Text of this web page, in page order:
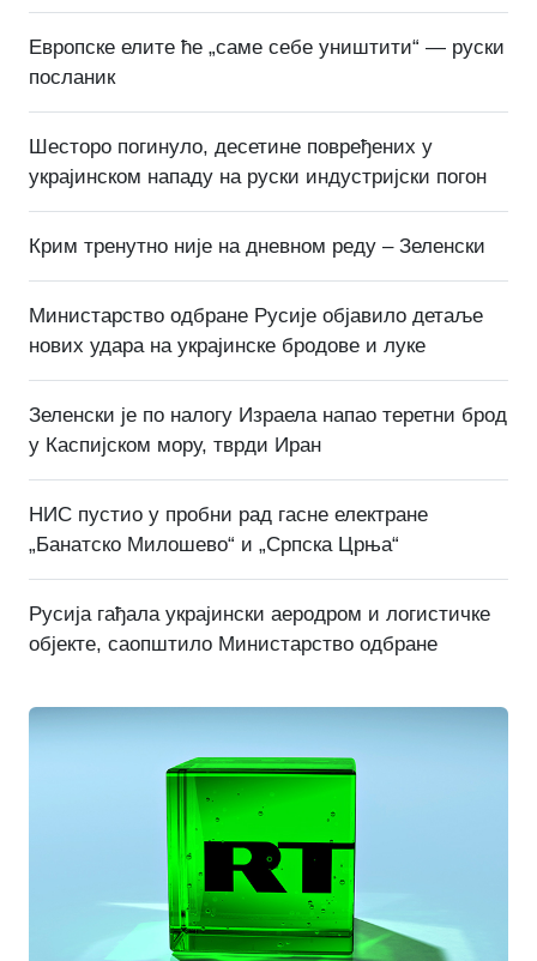
Европске елите ће „саме себе уништити“ — руски
посланик
Шесторо погинуло, десетине повређених у
украјинском нападу на руски индустријски погон
Крим тренутно није на дневном реду – Зеленски
Министарство одбране Русије објавило детаље
нових удара на украјинске бродове и луке
Зеленски је по налогу Израела напао теретни брод
у Каспијском мору, тврди Иран
НИС пустио у пробни рад гасне електране
„Банатско Милошево“ и „Српска Црња“
Русија гађала украјински аеродром и логистичке
објекте, саопштило Министарство одбране